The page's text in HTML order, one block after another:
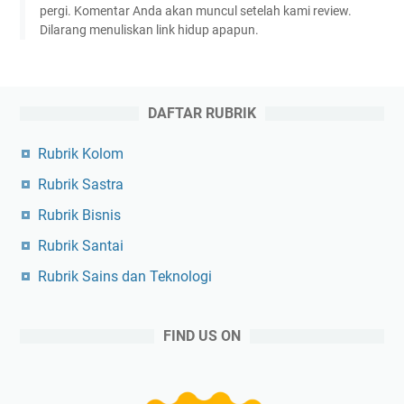
pergi. Komentar Anda akan muncul setelah kami review.
Dilarang menuliskan link hidup apapun.
DAFTAR RUBRIK
Rubrik Kolom
Rubrik Sastra
Rubrik Bisnis
Rubrik Santai
Rubrik Sains dan Teknologi
FIND US ON